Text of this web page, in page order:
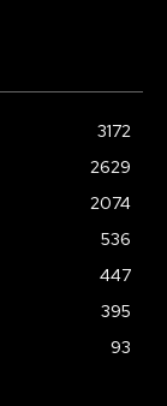
3172
2629
2074
536
447
395
93